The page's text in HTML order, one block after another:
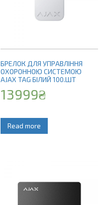
БРЕЛОК ДЛЯ УПРАВЛІННЯ
ОХОРОННОЮ СИСТЕМОЮ
AJAX TAG БІЛИЙ 100.ШТ
13999₴
Read more